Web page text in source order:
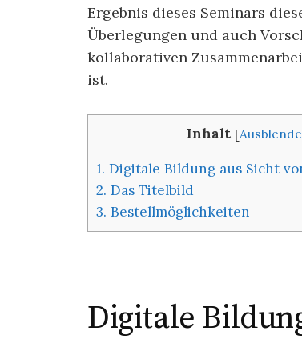
Ergebnis dieses Seminars
Überlegungen und auch
kollaborativen
ist.
Inhalt [
1. Digitale Bildung aus Sicht
2. Das Titelbild
3. Bestellmöglichkeiten
Digitale